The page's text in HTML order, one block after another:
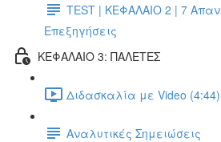
TEST | ΚΕΦΑΛΑΙΟ 2 | 7
Επεξηγήσεις
ΚΕΦΑΛΑΙΟ 3: ΠΑΛΕΤΕΣ
Διδασκαλία με Video (4:44)
Αναλυτικές Σημειώσεις